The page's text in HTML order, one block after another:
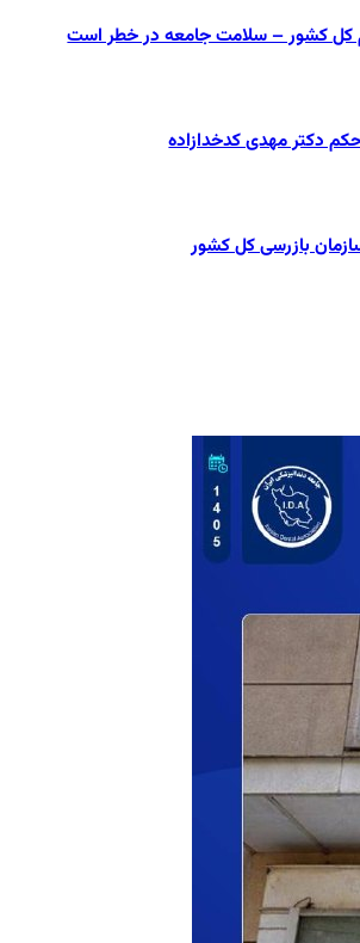
کل کشور – سلامت جامعه در خطر است
دکتر مهدی کدخدازاده
بازرسی کل کشور